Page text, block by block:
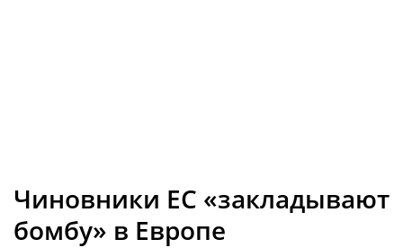
Чиновники ЕС «закладывают
бомбу» в Европе